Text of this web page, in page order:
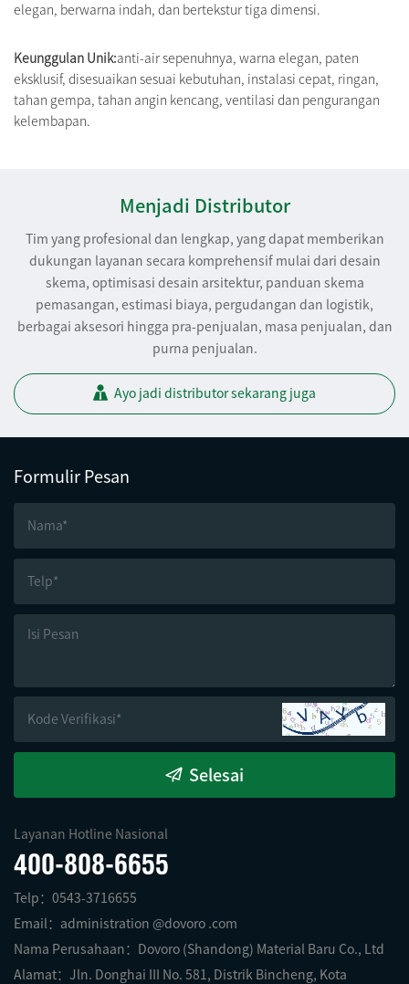
elegan, berwarna indah, dan bertekstur tiga dimensi.
Keunggulan Unik:anti-air sepenuhnya, warna elegan, paten
eksklusif, disesuaikan sesuai kebutuhan, instalasi cepat, ringan,
tahan gempa, tahan angin kencang, ventilasi dan pengurangan
kelembapan.
Menjadi Distributor
Tim yang profesional dan lengkap, yang dapat memberikan
dukungan layanan secara komprehensif mulai dari desain
skema, optimisasi desain arsitektur, panduan skema
pemasangan, estimasi biaya, pergudangan dan logistik,
berbagai aksesori hingga pra-penjualan, masa penjualan, dan
purna penjualan.
Ayo jadi distributor sekarang juga
Formulir Pesan
Selesai
Layanan Hotline Nasional
400-808-6655
Telp：0543-3716655
Email：administration @dovoro .com
Nama Perusahaan：Dovoro (Shandong) Material Baru Co., Ltd
Alamat：Jln. Donghai III No. 581, Distrik Bincheng, Kota